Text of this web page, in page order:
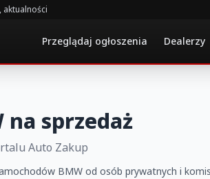
Przeglądaj ogłoszenia Dealerzy
na sprzedaż
Auto Zakup
BMW od osób prywatnych i